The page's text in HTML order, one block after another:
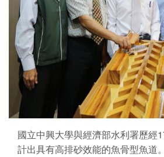
國立中興大學與經濟部水利署歷經
計出具有高排砂效能的魚骨型魚道